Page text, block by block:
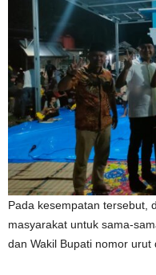
Pada kesempatan tersebut,
masyarakat untuk sama-
dan Wakil Bupati nomor urut